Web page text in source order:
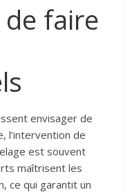
de faire
envisager de
l’intervention de
est souvent
maîtrisent les
ce qui garantit un